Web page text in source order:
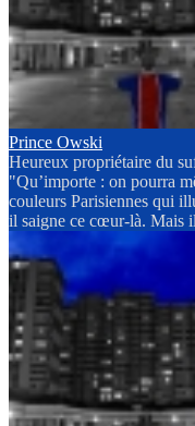
Prince Owski
Heureux propriétaire du
"Qu’importe : on pourra
couleurs Parisiennes qui
il saigne ce cœur-là. Mais